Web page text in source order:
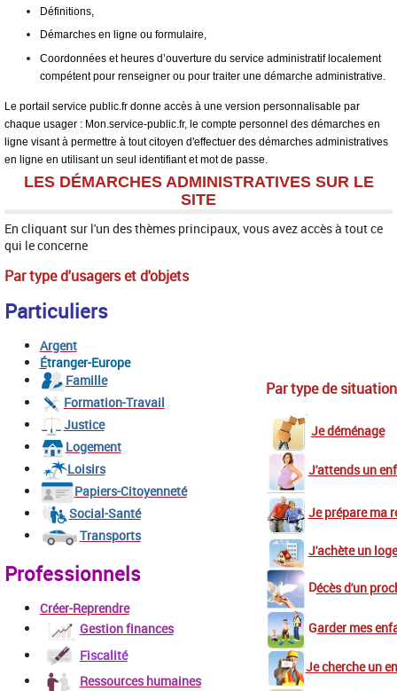
Définitions,
Démarches en ligne ou formulaire,
Coordonnées et heures d’ouverture du service administratif localement
compétent pour renseigner ou pour traiter une démarche administrative.
Le portail service public.fr donne accès à une version personnalisable par
chaque usager : Mon.service-public.fr, le compte personnel des démarches en
ligne visant à permettre à tout citoyen d'effectuer des démarches administratives
en ligne en utilisant un seul identifiant et mot de passe.
LES DÉMARCHES ADMINISTRATIVES SUR LE
SITE
En cliquant sur l'un des thèmes principaux, vous avez accès à tout ce
qui le concerne
Par type d'usagerset d'objets
Particuliers
Argent
Étranger-Europe
Famille
Formation-Travail
Justice
Logement
Loisirs
Papiers-Citoyenneté
Social-Santé
Transports
Professionnels
Créer-Reprendre
Gestion finances
Fiscalité
Ressources humaines
Par type de situation
Je déménage
J'attends un
Je prépare ma
J'achète un
Décès d'un
Garder mes
Je cherche un